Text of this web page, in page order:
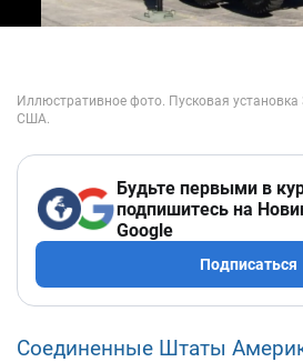
Будьте первыми в
подпишитесь на
Google
Подписаться
Соединенные Штаты